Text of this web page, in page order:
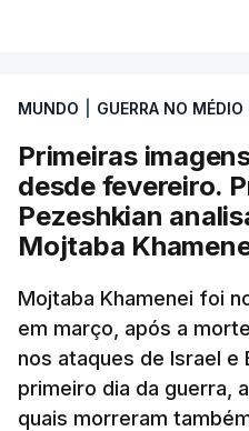
MUNDO GUERRA NO MÉDIO
Primeiras
desde fevereiro.
Pezeshkian
Mojtaba
Mojtaba Khamenei foi
em março, após a
nos ataques de Israel e
primeiro dia da guerra,
quais morreram